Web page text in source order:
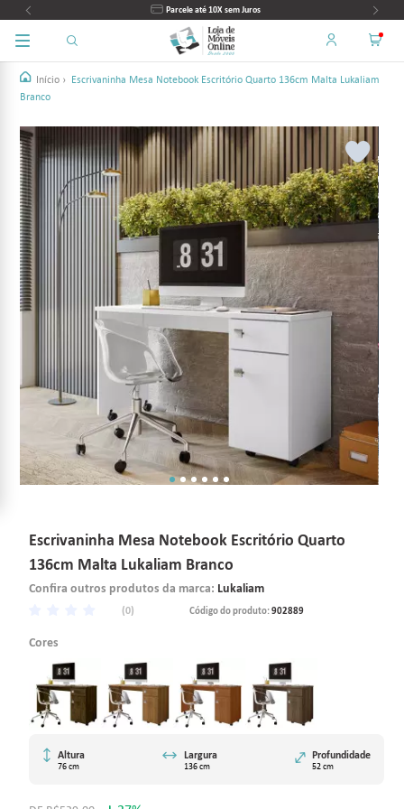
Parcele até 10X sem Juros
Início › Escrivaninha Mesa Notebook Escritório Quarto 136cm Malta Lukaliam
Branco
Escrivaninha Mesa Notebook Escritório Quarto
136cm Malta Lukaliam Branco
Confira outros produtos da marca: Lukaliam
(0) Código do produto:902889
Cores
Altura
76 cm
Largura
136 cm
Profundidade
52 cm